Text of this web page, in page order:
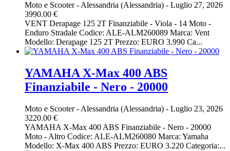
Moto e Scooter-Alessandria (Alessandria) - Luglio 27, 2026
3990.00 €
VENT Derapage 125 2T Finanziabile - Viola - 14 Moto -
Enduro Stradale Codice: ALE-ALM260089 Marca: Vent
Modello: Derapage 125 2T Prezzo: EURO 3.990 Ca...
YAMAHA X-Max 400 ABS
Finanziabile - Nero - 20000
Moto e Scooter- Alessandria (Alessandria) - Luglio 23, 2026
3220.00 €
YAMAHA X-Max 400 ABS Finanziabile - Nero - 20000
Moto - Altro Codice: ALE-ALM260080 Marca: Yamaha
Modello: X-Max 400 ABS Prezzo: EURO 3.220 Categoria:...